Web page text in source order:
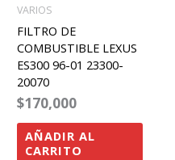
VARIOS
FILTRO DE
COMBUSTIBLE LEXUS
ES300 96-01 23300-
20070
$170,000
AÑADIR AL
CARRITO